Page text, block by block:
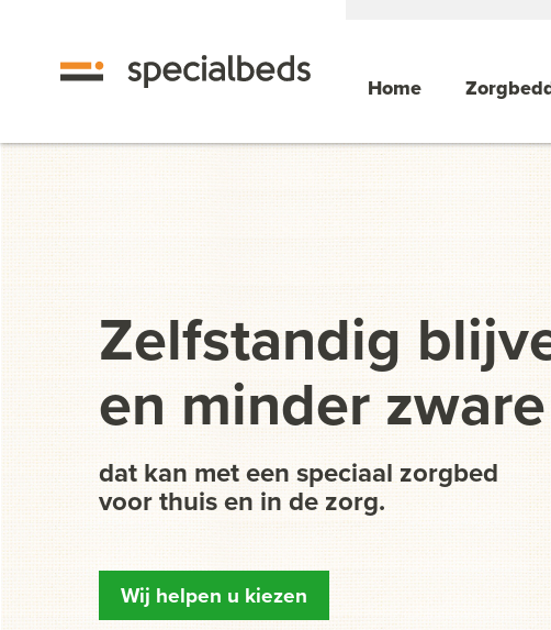
Home
Zelfstandig
en minder
dat kan met een speciaal zorgbed
voor thuis en in de zorg.
Wij helpen u kiezen